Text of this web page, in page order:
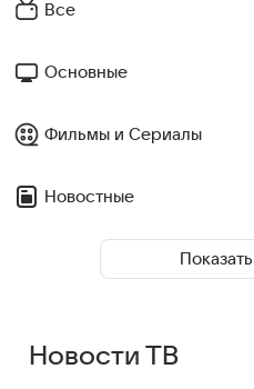
Все
Основные
Фильмы и Сериалы
Новостные
Новости ТВ